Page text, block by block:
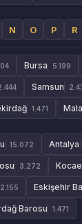
N O P R
Bursa 5.199
Samsun
1.471
15.072 Antalya
3.272
2.155 Eskişehir
Barosu 1.471